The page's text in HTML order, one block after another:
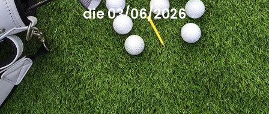
die 03/06/2026